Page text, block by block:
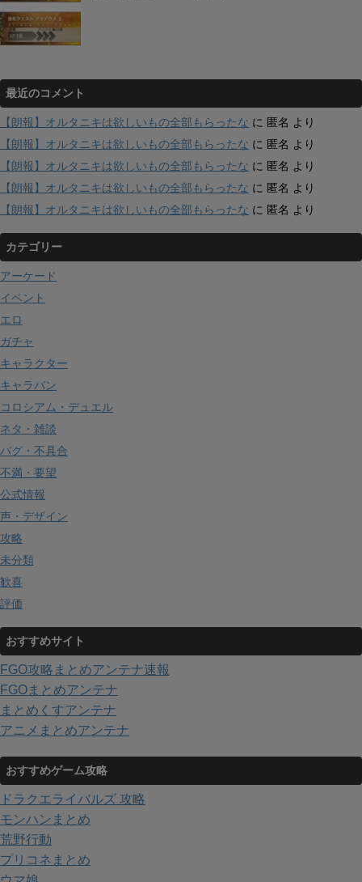
最近のコメント
【朗報】オルタニキは欲しいもの全部もらったな に 匿名 より
【朗報】オルタニキは欲しいもの全部もらったな に 匿名 より
【朗報】オルタニキは欲しいもの全部もらったな に 匿名 より
【朗報】オルタニキは欲しいもの全部もらったな に 匿名 より
【朗報】オルタニキは欲しいもの全部もらったな に 匿名 より
カテゴリー
アーケード
イベント
エロ
ガチャ
キャラクター
キャラバン
コロシアム・デュエル
ネタ・雑談
バグ・不具合
不満・要望
公式情報
声・デザイン
攻略
未分類
歓喜
評価
おすすめサイト
FGO攻略まとめアンテナ速報
FGOまとめアンテナ
まとめくすアンテナ
アニメまとめアンテナ
おすすめゲーム攻略
ドラクエライバルズ 攻略
モンハンまとめ
荒野行動
プリコネまとめ